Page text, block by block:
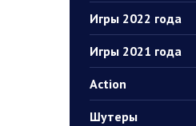
Игры 2022 года
Игры 2021 года
Action
Шутеры